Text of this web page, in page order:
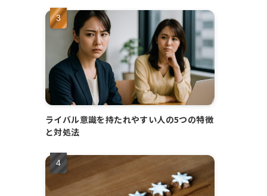
ライバル意識を持たれやすい人の5つの特徴
と対処法